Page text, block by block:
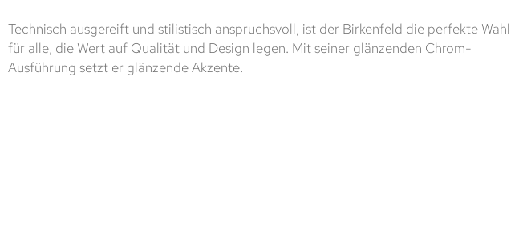
Technisch ausgereift und stilistisch anspruchsvoll, ist der Birkenfeld die perfekte Wahl
für alle, die Wert auf Qualität und Design legen. Mit seiner glänzenden Chrom-
Ausführung setzt er glänzende Akzente.